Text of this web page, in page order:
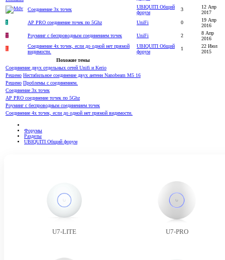
Соединение 3х точек
UBIQUITI Общий
форум
3
12 Апр
2017
1
AP PRO соединение точек по 5Ghz UniFi 0
19 Апр
2016
T
Роуминг с беспроводным соединением точек UniFi 2
8 Апр
2016
L
Соединение 4х точек, если до одной нет прямой
видимости.
UBIQUITI Общий
форум
1
22 Июл
2015
Похожие темы
Соединение двух отдельных сетей Unifi и Kerio
Решено Нестабильное соединение двух антенн Nanobeam M5 16
Решено Проблемы с соединением.
Соединение 3х точек
AP PRO соединение точек по 5Ghz
Роуминг с беспроводным соединением точек
Соединение 4х точек, если до одной нет прямой видимости.
Форумы
Разделы
UBIQUITI Общий форум
U7-LITE U7-PRO